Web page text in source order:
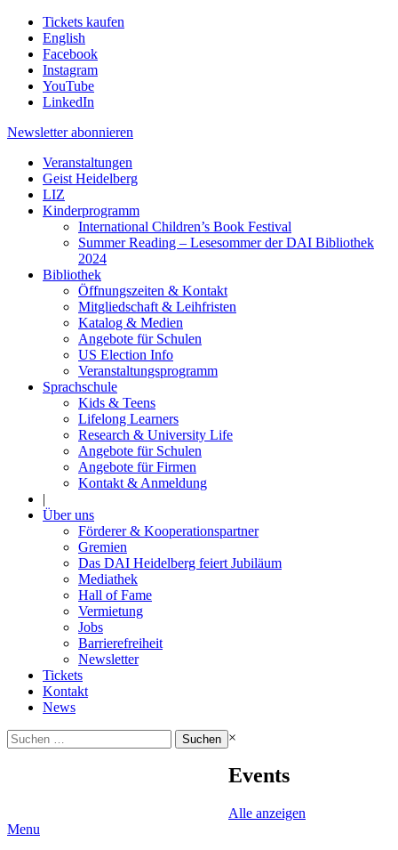
Tickets kaufen
English
Facebook
Instagram
YouTube
LinkedIn
Newsletter abonnieren
Veranstaltungen
Geist Heidelberg
LIZ
Kinderprogramm
International Children’s Book Festival
Summer Reading – Lesesommer der DAI Bibliothek
2024
Bibliothek
Öffnungszeiten & Kontakt
Mitgliedschaft & Leihfristen
Katalog & Medien
Angebote für Schulen
US Election Info
Veranstaltungsprogramm
Sprachschule
Kids & Teens
Lifelong Learners
Research & University Life
Angebote für Schulen
Angebote für Firmen
Kontakt & Anmeldung
|
Über uns
Förderer & Kooperationspartner
Gremien
Das DAI Heidelberg feiert Jubiläum
Mediathek
Hall of Fame
Vermietung
Jobs
Barrierefreiheit
Newsletter
Tickets
Kontakt
News
Suchen
nach:
×
Events
Alle anzeigen
Menu